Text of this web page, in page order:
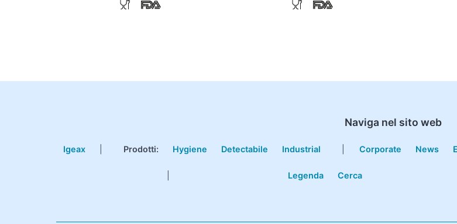
Naviga nel sito web
Igeax Prodotti: Hygiene Detectabile Industrial Corporate News
Legenda Cerca